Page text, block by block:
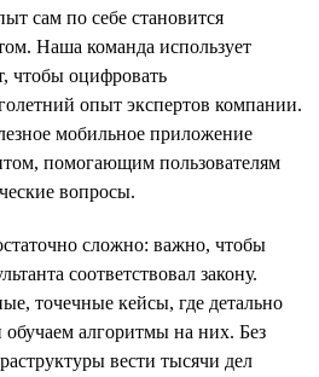
сам по себе становится
Наша команда использует
чтобы оцифровать
опыт экспертов компании.
мобильное приложение
помогающим пользователям
вопросы.
сложно: важно, чтобы
соответствовал закону.
точечные кейсы, где детально
алгоритмы на них. Без
вести тысячи дел